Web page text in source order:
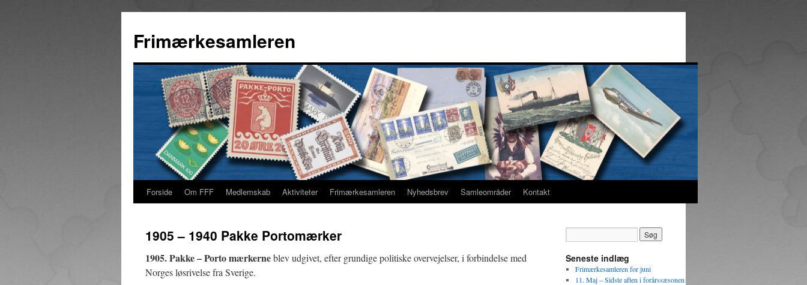
indhold
Frimærkesamleren
Forside Om FFF Medlemskab Aktiviteter Frimærkesamleren Nyhedsbrev Samleområder Kontakt
1905 – 1940 Pakke Portomærker
1905. Pakke – Porto mærkerneblev udgivet, efter grundige politiske overvejelser, i forbindelse med
Norges løsrivelse fra Sverige.
Seneste indlæg
Frimærkesamleren for juni
11. Maj – Sidste aften i forårssæsonen